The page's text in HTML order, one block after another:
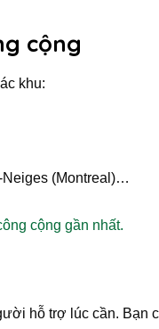
cộng
khu:
Neiges (Montreal)…
cộng gần nhất.
hỗ trợ lúc cần. Bạn